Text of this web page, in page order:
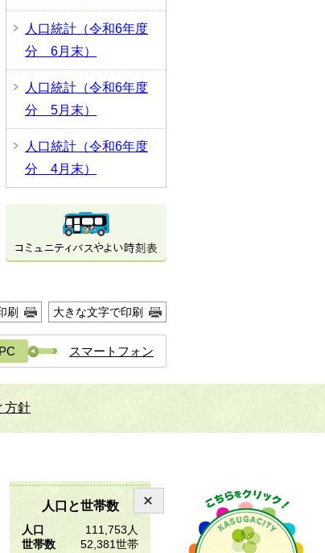
人口統計（令和6年度
分 6月末）
人口統計（令和6年度
分 5月末）
人口統計（令和6年度
分 4月末）
刷 大きな文字で印刷
PC スマートフォン
方針
人口と世帯数
人口
111,753人
世帯数
52,381世帯